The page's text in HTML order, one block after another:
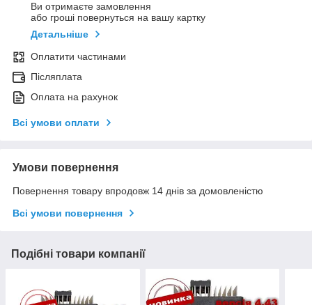
Ви отримаєте замовлення
або гроші повернуться на вашу картку
Детальніше
Оплатити частинами
Післяплата
Оплата на рахунок
Всі умови оплати
Умови повернення
Повернення товару впродовж 14 днів за домовленістю
Всі умови повернення
Подібні товари компанії